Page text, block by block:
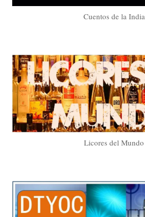
Cuentos de la India
Licores del Mundo